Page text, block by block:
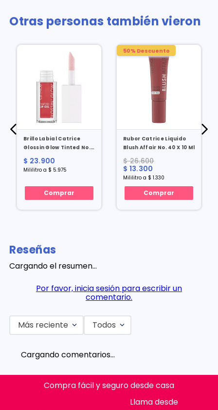
Otras personas también vieron
Brillo Labial Catrice
Glossin Glow Tinted No.
20 X 4 Ml
$ 23.900
Mililitro a $ 5.975
Comprar
50% Descuento
Rubor Catrice Liquido
Blush Affair No. 40 X 10 Ml
$ 26.600
$ 13.300
Mililitro a $ 1.330
Comprar
Reseñas
Cargando el resumen…
Por favor, inicia sesión para escribir un
comentario.
Más reciente Todos
Cargando comentarios…
Compra fácil y seguro desde casa
Llama desde